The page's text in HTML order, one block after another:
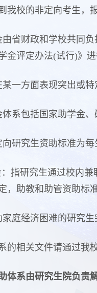
我校的非定向考生，
由省财政和学校共同
金评定办法(试行)》进
一方面表现突出或
系包括国家助学金
研究生资助标准为每
：指研究生通过校内
，助教和助管资助标
家庭经济困难的研究
的相关文件请通过我
体系由研究生院负责